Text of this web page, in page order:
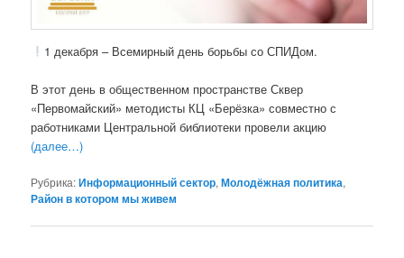
1 декабря – Всемирный день борьбы со СПИДом.
В этот день в общественном пространстве Сквер
«Первомайский» методисты КЦ «Берёзка» совместно с
работниками Центральной библиотеки провели акцию
(далее…)
Рубрика:Информационный сектор,Молодёжная политика,
Район в котором мы живем